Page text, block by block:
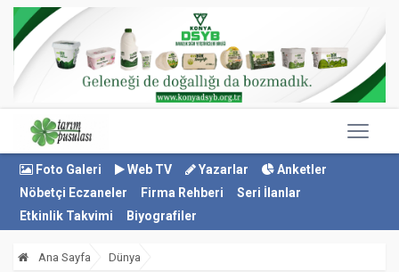
Foto Galeri Web TV Yazarlar
Anketler
Nöbetçi Eczaneler
Firma Rehberi
Seri İlanlar
Etkinlik Takvimi
Biyografiler
Ana Sayfa Dünya